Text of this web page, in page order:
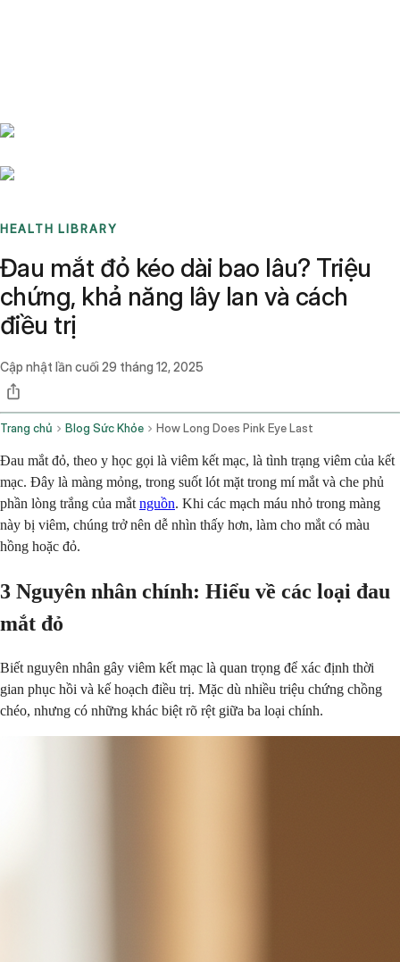
HEALTH LIBRARY
Đau mắt đỏ kéo dài bao lâu? Triệu
chứng, khả năng lây lan và cách
điều trị
Cập nhật lần cuối 29 tháng 12, 2025
Trang chủ Blog Sức Khỏe How Long Does Pink Eye Last
Đau mắt đỏ, theo y học gọi là viêm kết mạc, là tình trạng viêm của kết
mạc. Đây là màng mỏng, trong suốt lót mặt trong mí mắt và che phủ
phần lòng trắng của mắt nguồn. Khi các mạch máu nhỏ trong màng
này bị viêm, chúng trở nên dễ nhìn thấy hơn, làm cho mắt có màu
hồng hoặc đỏ.
3 Nguyên nhân chính: Hiểu về các loại đau
mắt đỏ
Biết nguyên nhân gây viêm kết mạc là quan trọng để xác định thời
gian phục hồi và kế hoạch điều trị. Mặc dù nhiều triệu chứng chồng
chéo, nhưng có những khác biệt rõ rệt giữa ba loại chính.